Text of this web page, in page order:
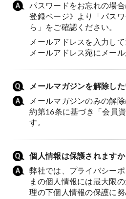
パスワードをお忘れの場
登録ページ》より「パス
ら」をご確認ください。
メールアドレスを入力し
メールアドレス宛にメール
メールマガジンを解除し
メールマガジンのみの解
約第16条に基づき「会員
す。
個人情報は保護されますか
弊社では、プライバシー
まの個人情報には最大限
理の下個人情報の保護に